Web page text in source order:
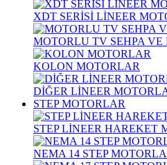
XDT SERİSİ LİNEER
MOTORLU TV SEHPA
KOLON MOTORLAR
DİĞER LİNEER
STEP MOTORLAR
STEP LİNEER HAREKET
NEMA 14 STEP